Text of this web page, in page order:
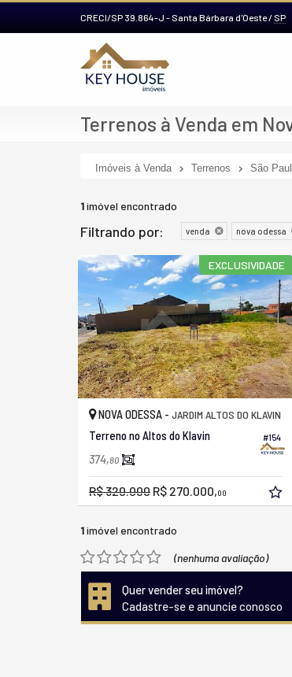
CRECI/SP 39.864-J - Santa Bárbara d'Oeste / SP
Terrenos à Venda em
Imóveis à Venda Terrenos São
1imóvel encontrado
Filtrando por: venda nova odessa
EXCLUSIVIDADE
#154
NOVA ODESSA - JARDIM ALTOS DO KLAVIN
Terreno no Altos do Klavin
374,80
R$ 320.000 R$ 270.000,00
1imóvel encontrado
(nenhuma avaliação)
Quer vender seu imóvel?
Cadastre-se e anuncie conosco